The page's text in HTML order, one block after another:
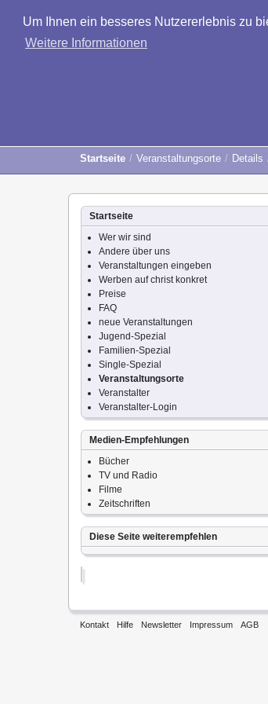
Um Ihnen ein besseres Nutzererlebnis zu
Weitere Informationen
Startseite Veranstaltungsorte Details
Startseite
Wer wir sind
Andere über uns
Veranstaltungen eingeben
Werben auf christ konkret
Preise
FAQ
neue Veranstaltungen
Jugend-Spezial
Familien-Spezial
Single-Spezial
Veranstaltungsorte
Veranstalter
Veranstalter-Login
Medien-Empfehlungen
Bücher
TV und Radio
Filme
Zeitschriften
Diese Seite weiterempfehlen
Kontakt Hilfe Newsletter Impressum AGB